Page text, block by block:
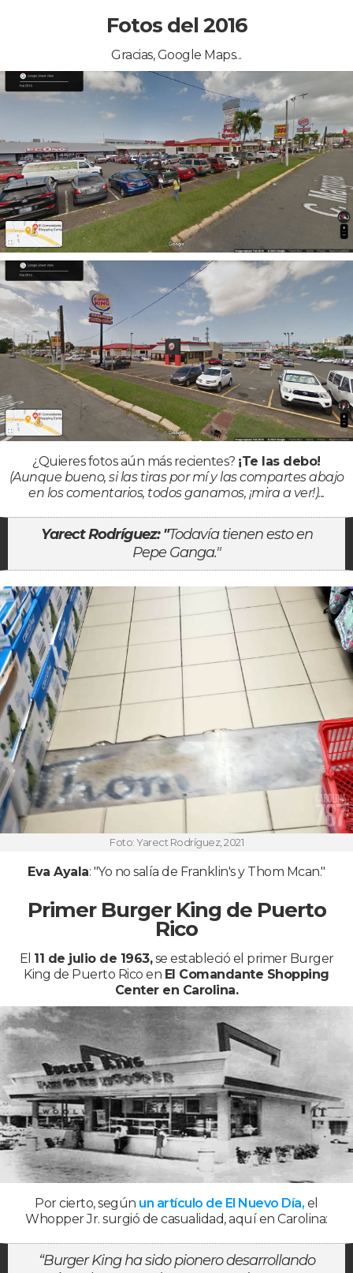
Fotos del 2016
Gracias, Google Maps...
¿Quieres fotos aún más recientes? ¡Te las debo!
(Aunque bueno, si las tiras por mí y las compartes abajo
en los comentarios, todos ganamos, ¡mira a ver!)...
Yarect Rodríguez: "Todavía tienen esto en
Pepe Ganga."
Foto: Yarect Rodríguez, 2021
Eva Ayala: "Yo no salía de Franklin's y Thom Mcan."
Primer Burger King de Puerto
Rico
El 11 de julio de 1963,se estableció el primer Burger
King de Puerto Rico en El Comandante Shopping
Center en Carolina.
Por cierto, según un artículo de El Nuevo Día, el
Whopper Jr. surgió de casualidad, aquí en Carolina:
“Burger King ha si­do pio­ne­ro desa­rro­llan­do